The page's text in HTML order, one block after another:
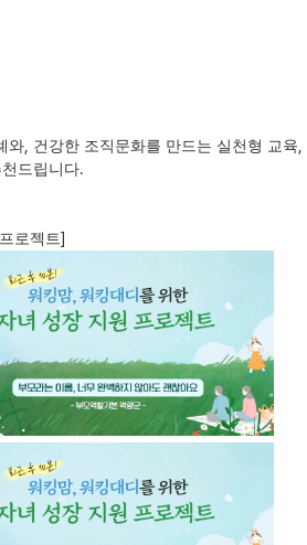
와 건강한 조직문화를 만드는 실천형 교육
드립니다.
로젝트]